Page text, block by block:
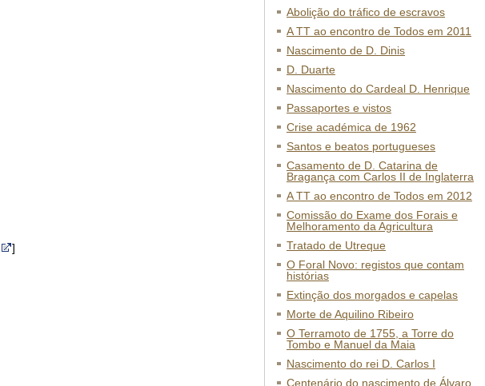
]
Abolição do tráfico de escravos
A TT ao encontro de Todos em 2011
Nascimento de D. Dinis
D. Duarte
Nascimento do Cardeal D. Henrique
Passaportes e vistos
Crise académica de 1962
Santos e beatos portugueses
Casamento de D. Catarina de
Bragança com Carlos II de Inglaterra
A TT ao encontro de Todos em 2012
Comissão do Exame dos Forais e
Melhoramento da Agricultura
Tratado de Utreque
O Foral Novo: registos que contam
histórias
Extinção dos morgados e capelas
Morte de Aquilino Ribeiro
O Terramoto de 1755, a Torre do
Tombo e Manuel da Maia
Nascimento do rei D. Carlos I
Centenário do nascimento de Álvaro